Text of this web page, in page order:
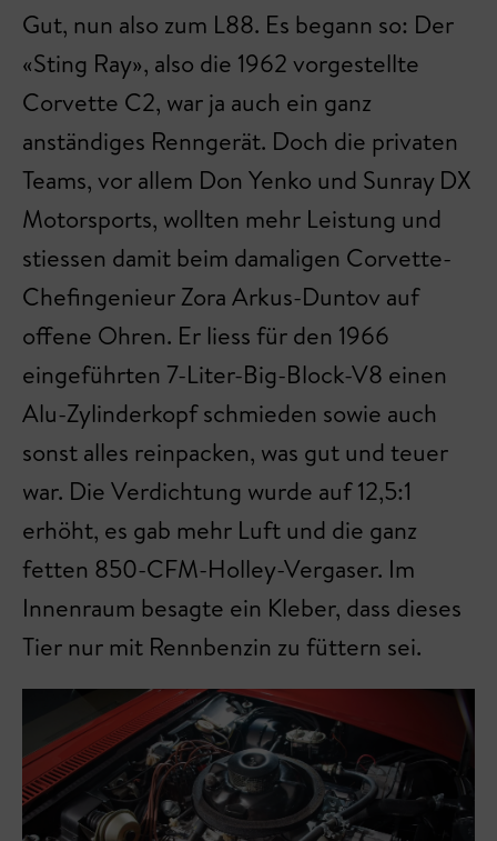
Gut, nun also zum L88. Es begann so: Der
«Sting Ray», also die 1962 vorgestellte
Corvette C2, war ja auch ein ganz
anständiges Renngerät. Doch die privaten
Teams, vor allem Don Yenko und Sunray DX
Motorsports, wollten mehr Leistung und
stiessen damit beim damaligen Corvette-
Chefingenieur Zora Arkus-Duntov auf
offene Ohren. Er liess für den 1966
eingeführten 7-Liter-Big-Block-V8 einen
Alu-Zylinderkopf schmieden sowie auch
sonst alles reinpacken, was gut und teuer
war. Die Verdichtung wurde auf 12,5:1
erhöht, es gab mehr Luft und die ganz
fetten 850-CFM-Holley-Vergaser. Im
Innenraum besagte ein Kleber, dass dieses
Tier nur mit Rennbenzin zu füttern sei.